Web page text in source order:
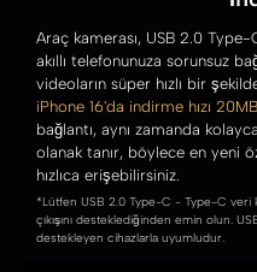
Araç kamerası, USB 2.0
akıllı telefonunuza sorunsuz
videoların süper hızlı bir
iPhone 16'da indirme hızı
bağlantı, aynı zamanda
olanak tanır, böylece en yeni
hızlıca erişebilirsiniz.
*Lütfen USB 2.0 Type-C - Type-C veri
çıkışını desteklediğinden emin olun.
destekleyen cihazlarla uyumludur.